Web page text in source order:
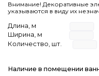
Внимание! Декоративные
указываются в виду их
Длина, м
Ширина, м
Количество, шт.
Наличие в помещении